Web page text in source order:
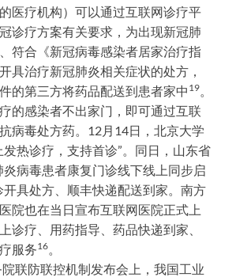
医疗机构）可以通过互联网诊疗平
诊疗方案有关要求，为出现新冠肺
符合《新冠病毒感染者居家治疗指
具治疗新冠肺炎相关症状的处方，
的第三方将药品配送到患者家中 19。
的感染者不出家门，即可通过互联
病毒处方药。12月14日，北京大学
热诊疗，支持首诊”。同日，山东省
炎病毒患者康复门诊线下线上同步启
开具处方、顺丰快递配送到家。南方
院也在当日宣布互联网医院正式上
诊疗、用药指导、药品快递到家、
服务16。
联防联控机制发布会上，我国工业